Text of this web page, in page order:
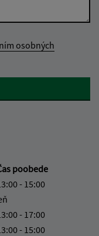
osobných
poobede
- 15:00
- 17:00
- 15:00